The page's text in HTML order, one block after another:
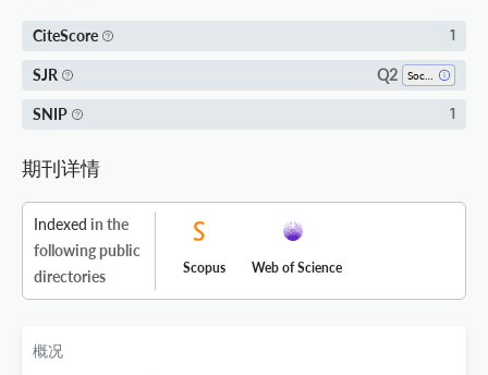
CiteScore 1
SJR Q2
SNIP 1
期刊详情
Indexed in the
following public
directories
Scopus Web of Science
概况